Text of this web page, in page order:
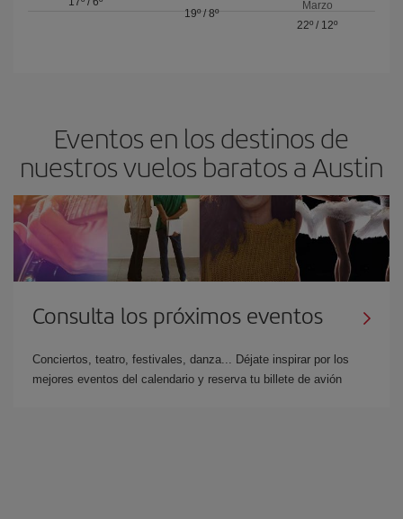
19º/ 8º
Marzo
22º / 12º
Eventos en los destinos de
nuestros vuelos baratos a Austin
Consulta los próximos eventos
Conciertos, teatro, festivales, danza... Déjate inspirar por los
mejores eventos del calendario y reserva tu billete de avión